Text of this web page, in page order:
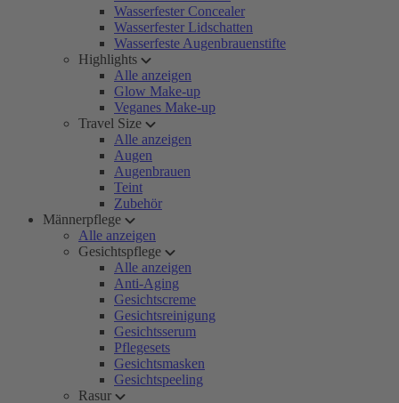
Wasserfester Concealer
Wasserfester Lidschatten
Wasserfeste Augenbrauenstifte
Highlights
Alle anzeigen
Glow Make-up
Veganes Make-up
Travel Size
Alle anzeigen
Augen
Augenbrauen
Teint
Zubehör
Männerpflege
Alle anzeigen
Gesichtspflege
Alle anzeigen
Anti-Aging
Gesichtscreme
Gesichtsreinigung
Gesichtsserum
Pflegesets
Gesichtsmasken
Gesichtspeeling
Rasur